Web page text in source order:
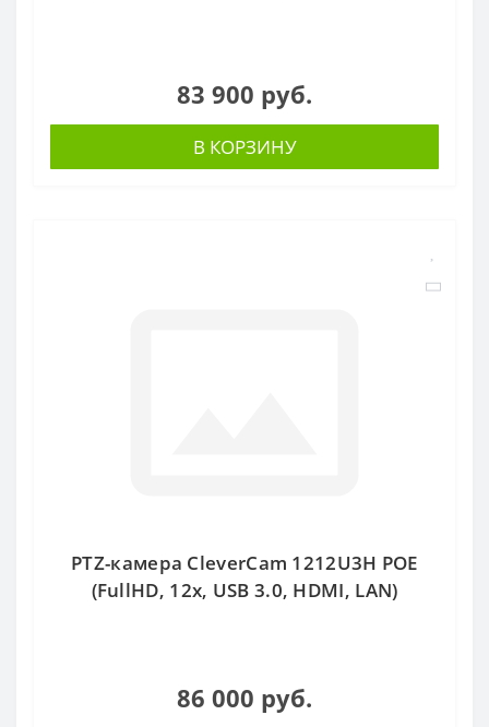
83 900 руб.
В КОРЗИНУ
PTZ-камера CleverCam 1212U3H POE
(FullHD, 12x, USB 3.0, HDMI, LAN)
86 000 руб.